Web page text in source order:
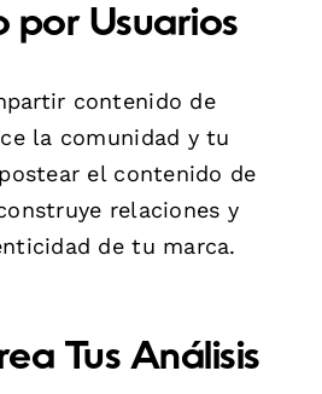
por Usuarios
contenido de
la comunidad y tu
el contenido de
relaciones y
de tu marca.
Tus Análisis